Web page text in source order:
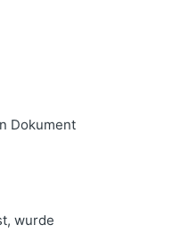
Dokument
wurde